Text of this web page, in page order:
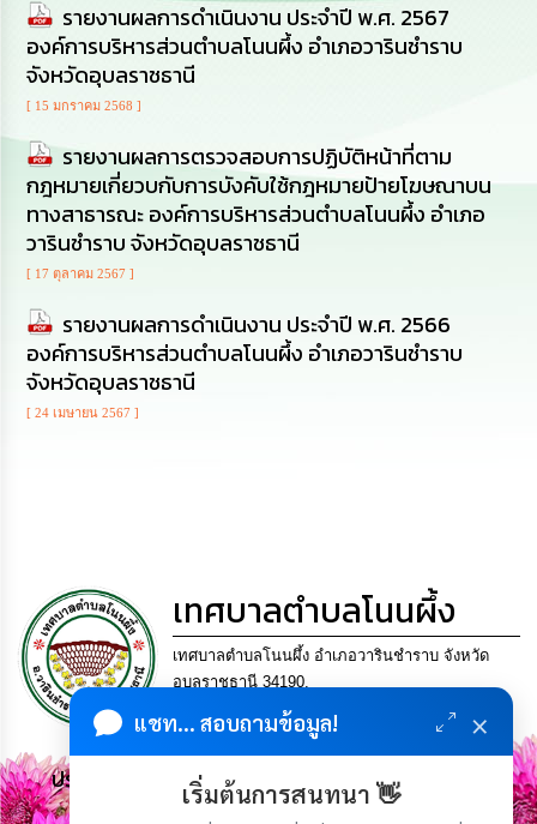
การ
จัด
ซื้อ
จัด
การ
เงิน
การ
คลัง
นโยบาย
No
Gift
Policy
มาตรการ
ส่ง
เสริม
คุณธรรม
และ
โปร่งใส
รายงานผลการดำเนินงาน ประจำปี พ.ศ. 2567
องค์การบริหารส่วนตำบลโนนผึ้ง อำเภอวารินชำราบ
จังหวัดอุบลราชธานี
[ 15 มกราคม 2568 ]
รายงานผลการตรวจสอบการปฏิบัติหน้าที่ตาม
กฎหมายเกี่ยวบกับการบังคับใช้กฎหมายป้ายโฆษณาบน
ทางสาธารณะ องค์การบริหารส่วนตำบลโนนผึ้ง อำเภอ
วารินชำราบ จังหวัดอุบลราชธานี
[ 17 ตุลาคม 2567 ]
รายงานผลการดำเนินงาน ประจำปี พ.ศ. 2566
องค์การบริหารส่วนตำบลโนนผึ้ง อำเภอวารินชำราบ
จังหวัดอุบลราชธานี
[ 24 เมษายน 2567 ]
แชท... สอบถามข้อมูล! ×
เริ่มต้นการสนทนา 👋
เทศบาลตำบลโนนผึ้ง
เทศบาลตำบลโนนผึ้ง อำเภอวารินชำราบ จังหวัด
อุบลราชธานี 34190.
โทร. 045-953452 แฟกซ์ 045-953452 Email
saraban_06341515@dla.go.th
ประชาชน มีภูมิคุ้มกัน พึ่งพาตนเอง พอเพียง เป็นสุข